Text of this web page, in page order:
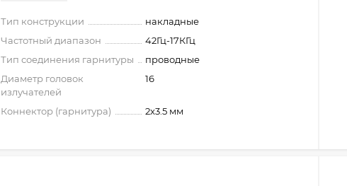
Тип конструкции
накладные
Частотный диапазон
42Гц-17КГц
Тип соединения гарнитуры
проводные
Диаметр головок
излучателей
16
Коннектор (гарнитура) 2x3.5 мм